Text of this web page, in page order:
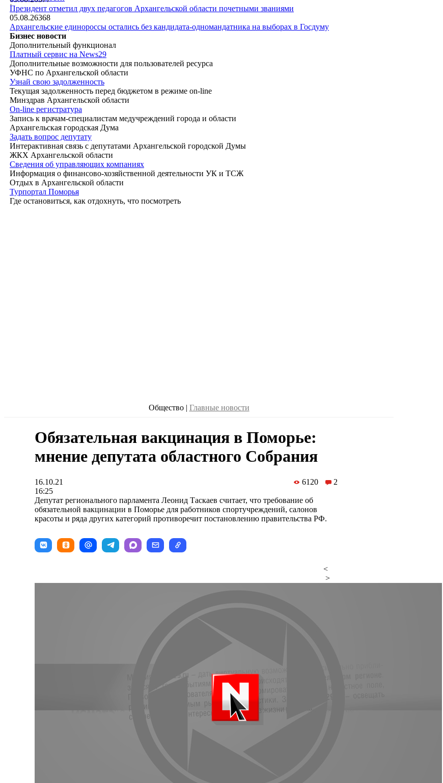
|
Президент отметил двух педагогов Архангельской области почетными званиями
05.08.26368
Архангельские единороссы остались без кандидата-одномандатника на выборах в Госдуму
Бизнес новости
Дополнительный функционал
Платный сервис на News29
Дополнительные возможности для пользователей ресурса
УФНС по Архангельской области
Узнай свою задолженность
Текущая задолженность перед бюджетом в режиме on-line
Минздрав Архангельской области
On-line регистратура
Запись к врачам-специалистам медучреждений города и области
Архангельская городская Дума
Задать вопрос депутату
Интерактивная связь с депутатами Архангельской городской Думы
ЖКХ Архангельской области
Сведения об управляющих компаниях
Информация о финансово-хозяйственной деятельности УК и ТСЖ
Отдых в Архангельской области
Турпортал Поморья
Где остановиться, как отдохнуть, что посмотреть
Общество | Главные новости
Обязательная вакцинация в Поморье:
мнение депутата областного Собрания
16.10.21
16:25
6120 2
Депутат регионального парламента Леонид Таскаев считает, что требование об
обязательной вакцинации в Поморье для работников спортучреждений, салонов
красоты и ряда других категорий противоречит постановлению правительства РФ.
<
>